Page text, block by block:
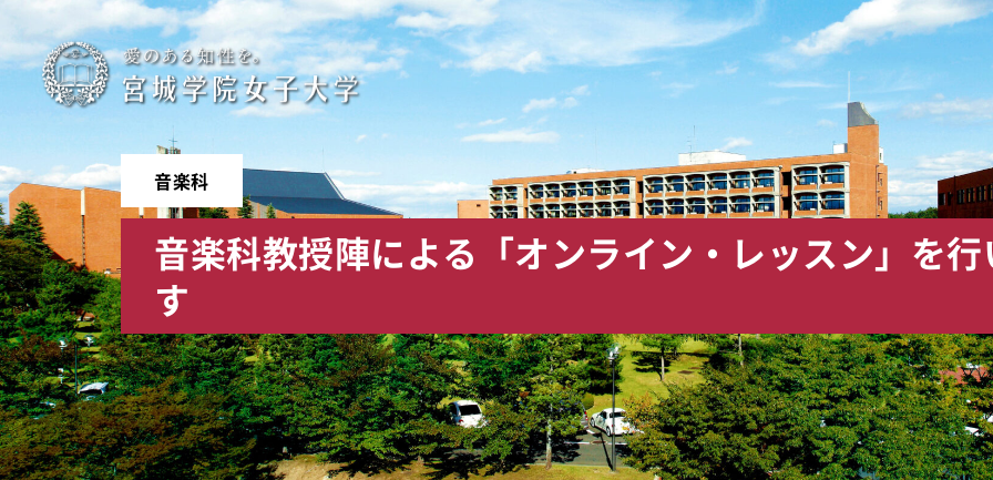
宮
城
学
院
女
子
大
学
音楽科
音楽科教授陣による「オンライン・レッスン」を行
す